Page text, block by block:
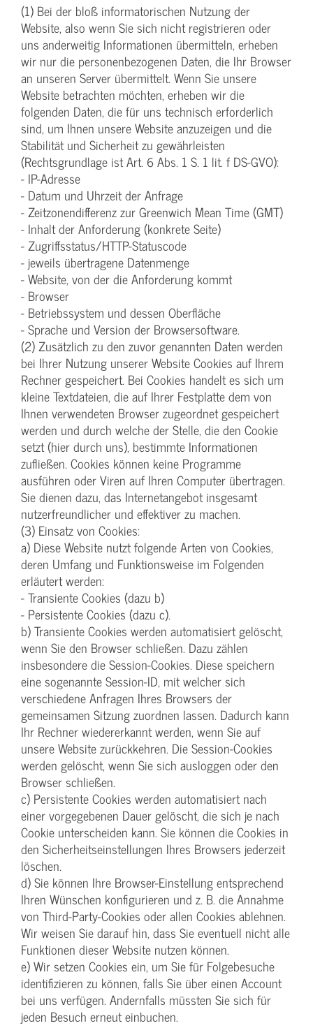
(1) Bei der bloß informatorischen Nutzung der
Website, also wenn Sie sich nicht registrieren oder
uns anderweitig Informationen übermitteln, erheben
wir nur die personenbezogenen Daten, die Ihr Browser
an unseren Server übermittelt. Wenn Sie unsere
Website betrachten möchten, erheben wir die
folgenden Daten, die für uns technisch erforderlich
sind, um Ihnen unsere Website anzuzeigen und die
Stabilität und Sicherheit zu gewährleisten
(Rechtsgrundlage ist Art. 6 Abs. 1 S. 1 lit. f DS-GVO):
- IP-Adresse
- Datum und Uhrzeit der Anfrage
- Zeitzonendifferenz zur Greenwich Mean Time (GMT)
- Inhalt der Anforderung (konkrete Seite)
- Zugriffsstatus/HTTP-Statuscode
- jeweils übertragene Datenmenge
- Website, von der die Anforderung kommt
- Browser
- Betriebssystem und dessen Oberfläche
- Sprache und Version der Browsersoftware.
(2) Zusätzlich zu den zuvor genannten Daten werden
bei Ihrer Nutzung unserer Website Cookies auf Ihrem
Rechner gespeichert. Bei Cookies handelt es sich um
kleine Textdateien, die auf Ihrer Festplatte dem von
Ihnen verwendeten Browser zugeordnet gespeichert
werden und durch welche der Stelle, die den Cookie
setzt (hier durch uns), bestimmte Informationen
zufließen. Cookies können keine Programme
ausführen oder Viren auf Ihren Computer übertragen.
Sie dienen dazu, das Internetangebot insgesamt
nutzerfreundlicher und effektiver zu machen.
(3) Einsatz von Cookies:
a) Diese Website nutzt folgende Arten von Cookies,
deren Umfang und Funktionsweise im Folgenden
erläutert werden:
- Transiente Cookies (dazu b)
- Persistente Cookies (dazu c).
b) Transiente Cookies werden automatisiert gelöscht,
wenn Sie den Browser schließen. Dazu zählen
insbesondere die Session-Cookies. Diese speichern
eine sogenannte Session-ID, mit welcher sich
verschiedene Anfragen Ihres Browsers der
gemeinsamen Sitzung zuordnen lassen. Dadurch kann
Ihr Rechner wiedererkannt werden, wenn Sie auf
unsere Website zurückkehren. Die Session-Cookies
werden gelöscht, wenn Sie sich ausloggen oder den
Browser schließen.
c) Persistente Cookies werden automatisiert nach
einer vorgegebenen Dauer gelöscht, die sich je nach
Cookie unterscheiden kann. Sie können die Cookies in
den Sicherheitseinstellungen Ihres Browsers jederzeit
löschen.
d) Sie können Ihre Browser-Einstellung entsprechend
Ihren Wünschen konfigurieren und z. B. die Annahme
von Third-Party-Cookies oder allen Cookies ablehnen.
Wir weisen Sie darauf hin, dass Sie eventuell nicht alle
Funktionen dieser Website nutzen können.
e) Wir setzen Cookies ein, um Sie für Folgebesuche
identifizieren zu können, falls Sie über einen Account
bei uns verfügen. Andernfalls müssten Sie sich für
jeden Besuch erneut einbuchen.